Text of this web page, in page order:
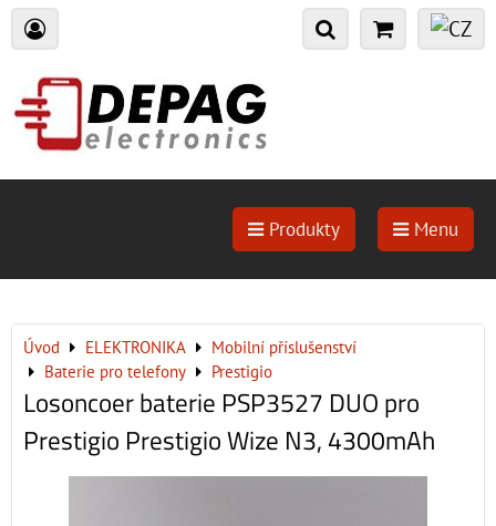
Produkty Menu
Úvod ELEKTRONIKA
Mobilní příslušenství
Baterie pro telefony
Prestigio
Losoncoer baterie PSP3527 DUO pro
Prestigio Prestigio Wize N3, 4300mAh